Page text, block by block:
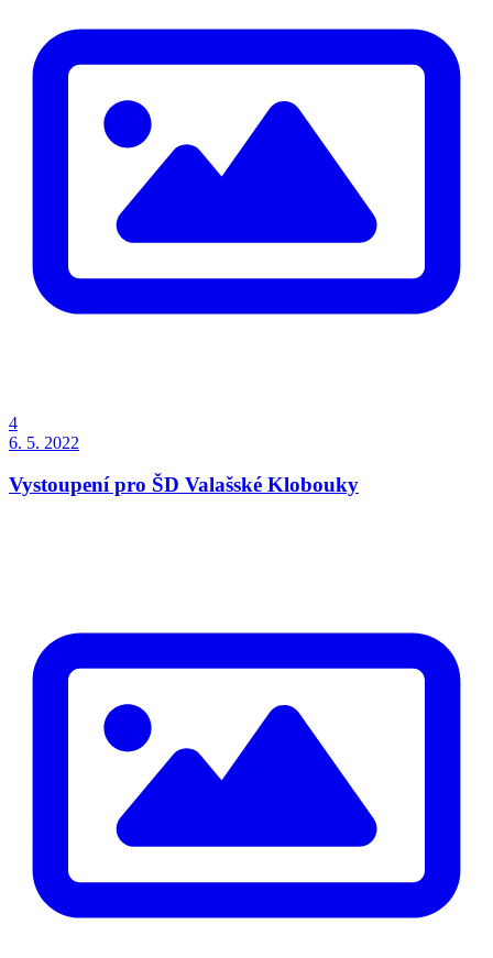
4
6. 5. 2022
Vystoupení pro ŠD Valašské Klobouky